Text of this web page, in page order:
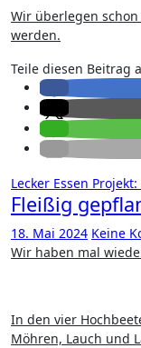
Wir überlegen
werden.
Teile diesen Beitrag
Lecker Essen
Fleißig
18. Mai 2024 Keine
Wir haben mal
In den vier
Möhren, Lauch und